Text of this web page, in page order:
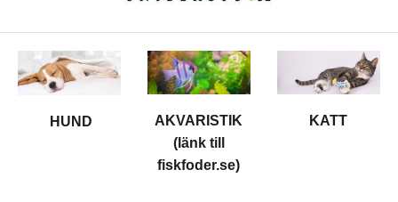
HUND
AKVARISTIK
(länk till
fiskfoder.se)
KATT